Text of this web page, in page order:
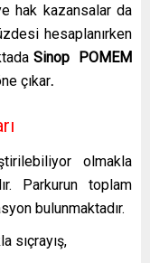
hak kazansalar da
hesaplanırken
Sinop POMEM
çıkar.
olmakla
Parkurun toplam
bulunmaktadır.
sıçrayış,